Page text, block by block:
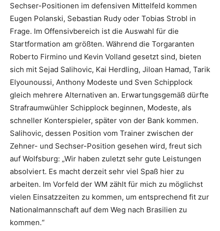
Sechser-Positionen im defensiven Mittelfeld kommen
Eugen Polanski, Sebastian Rudy oder Tobias Strobl in
Frage. Im Offensivbereich ist die Auswahl für die
Startformation am größten. Während die Torgaranten
Roberto Firmino und Kevin Volland gesetzt sind, bieten
sich mit Sejad Salihovic, Kai Herdling, Jiloan Hamad, Tarik
Elyounoussi, Anthony Modeste und Sven Schipplock
gleich mehrere Alternativen an. Erwartungsgemäß dürfte
Strafraumwühler Schipplock beginnen, Modeste, als
schneller Konterspieler, später von der Bank kommen.
Salihovic, dessen Position vom Trainer zwischen der
Zehner- und Sechser-Position gesehen wird, freut sich
auf Wolfsburg: „Wir haben zuletzt sehr gute Leistungen
absolviert. Es macht derzeit sehr viel Spaß hier zu
arbeiten. Im Vorfeld der WM zählt für mich zu möglichst
vielen Einsatzzeiten zu kommen, um entsprechend fit zur
Nationalmannschaft auf dem Weg nach Brasilien zu
kommen.“